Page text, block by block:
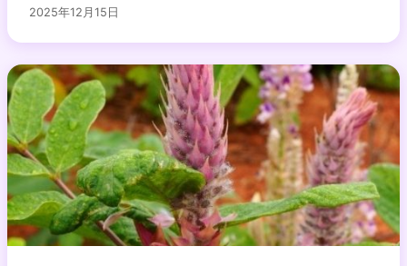
2025年12月15日